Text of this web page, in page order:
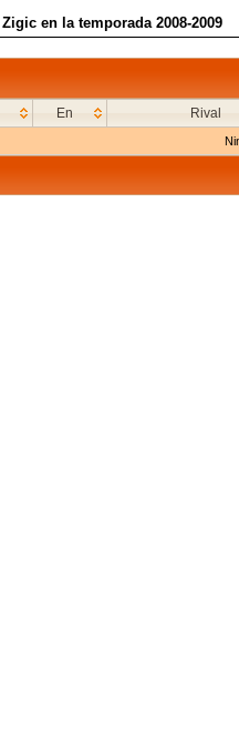
en la temporada 2008-2009
En Rival